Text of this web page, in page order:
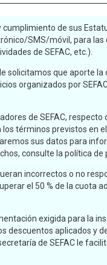
cumplimiento de sus
SMS/móvil, para
de SEFAC, etc.).
solicitamos que aporte
organizados por
de SEFAC,
términos previstos en
sus datos para
consulte la política de
incorrectos o no
el 50 % de la cuota
exigida para la
aplicados y
de SEFAC le